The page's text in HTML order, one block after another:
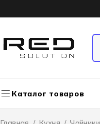
Каталог товаров